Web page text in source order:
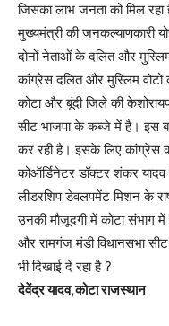
जिसका लाभ जनता को मिल रहा
मुख्यमंत्री की जनकल्याणकारी
दोनों नेताओं के दलित और
कांग्रेस दलित और मुस्लिम
कोटा और बूंदी जिले की
सीट भाजपा के कब्जे में है। इस
कर रही है। इसके लिए कांग्रेस
कोऑर्डिनेटर डॉक्टर शंकर
लीडरशिप डेवलपमेंट मिशन के
उनकी मौजूदगी में कोटा संभाग
और रामगंज मंडी विधानसभा
भी दिखाई दे रहा है ?
देवेंद्र यादव,कोटा राजस्थान